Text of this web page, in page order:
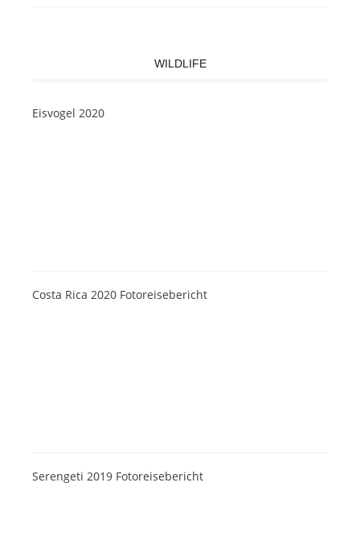
WILDLIFE
Eisvogel 2020
Costa Rica 2020 Fotoreisebericht
Serengeti 2019 Fotoreisebericht